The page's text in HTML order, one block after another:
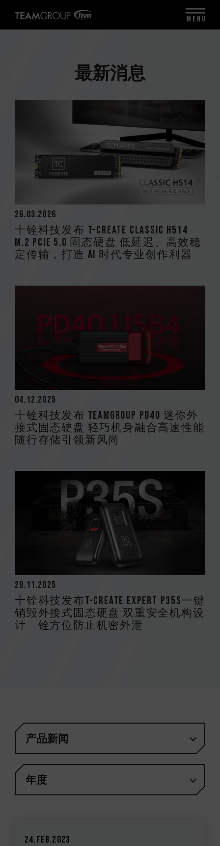
最新消息
26.03.2026
十铨科技发布 T-CREATE CLASSIC H514
M.2 PCIe 5.0 固态硬盘 低延迟、高效稳
定传输，打造 AI 时代专业创作利器
04.12.2025
十铨科技发布 TEAMGROUP PD40 迷你外
接式固态硬盘 轻巧机身融合高速性能
随行存储引领新风尚
20.11.2025
十铨科技发布T-CREATE EXPERT P35S一键
销毁外接式固态硬盘 双重安全机构设
计 铨方位防止机密外泄
产品新闻
年度
24.Feb.2023
MENU